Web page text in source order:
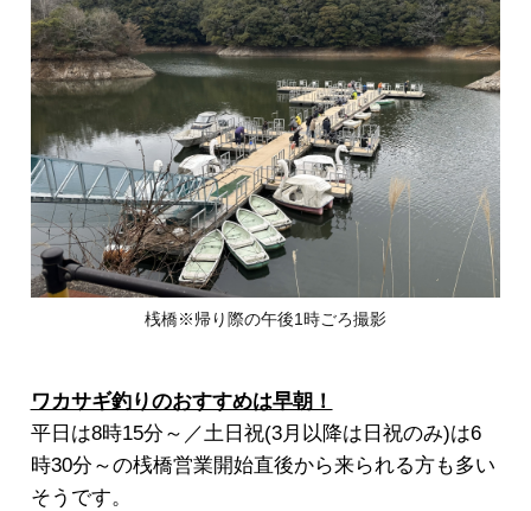
桟橋※帰り際の午後1時ごろ撮影
ワカサギ釣りのおすすめは早朝！
平日は8時15分～／土日祝(3月以降は日祝のみ)は6
時30分～の桟橋営業開始直後から来られる方も多い
そうです。